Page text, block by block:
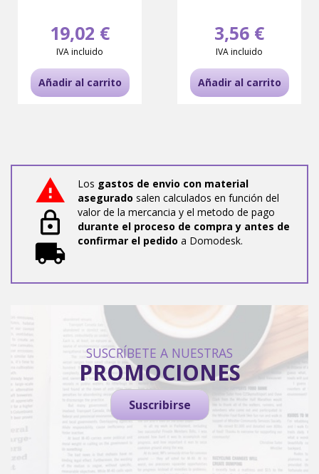
19,02 €
IVA incluido
Añadir al carrito
3,56 €
IVA incluido
Añadir al carrito
Los gastos de envio con material
asegurado salen calculados en función del
valor de la mercancia y el metodo de pago
durante el proceso de compra y antes de
confirmar el pedido a Domodesk.
SUSCRÍBETE A NUESTRAS
PROMOCIONES
Suscribirse